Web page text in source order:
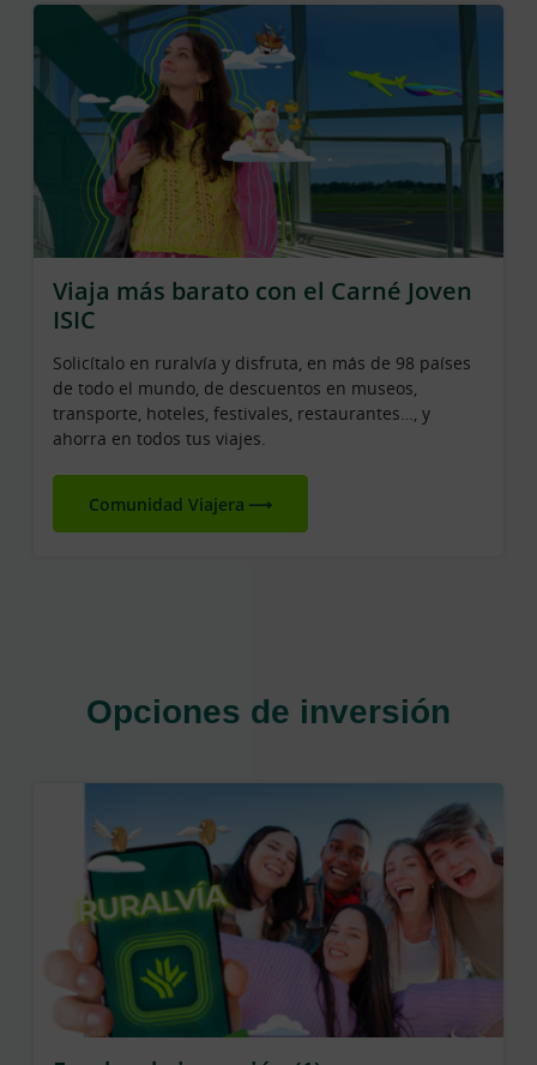
Viaja más barato con el Carné Joven
ISIC
Solicítalo en ruralvía y disfruta, en más de 98 países
de todo el mundo, de descuentos en museos,
transporte, hoteles, festivales, restaurantes…, y
ahorra en todos tus viajes.
Comunidad Viajera
Opciones de inversión